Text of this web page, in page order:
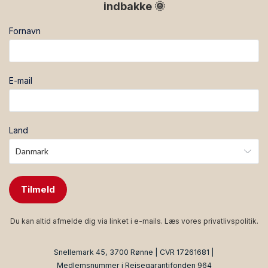
indbakke 🌞
Fornavn
E-mail
Land
Tilmeld
Du kan altid afmelde dig via linket i e-mails. Læs vores privatlivspolitik.
Snellemark 45, 3700 Rønne | CVR 17261681 |
Medlemsnummer i Rejsegarantifonden 964